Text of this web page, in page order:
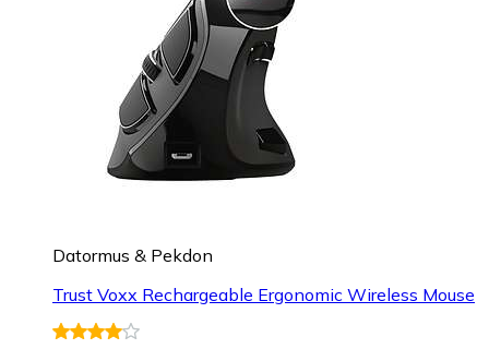
Datormus & Pekdon
Trust Voxx Rechargeable Ergonomic Wireless Mouse